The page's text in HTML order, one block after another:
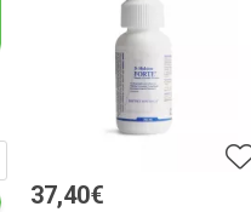
37,40€